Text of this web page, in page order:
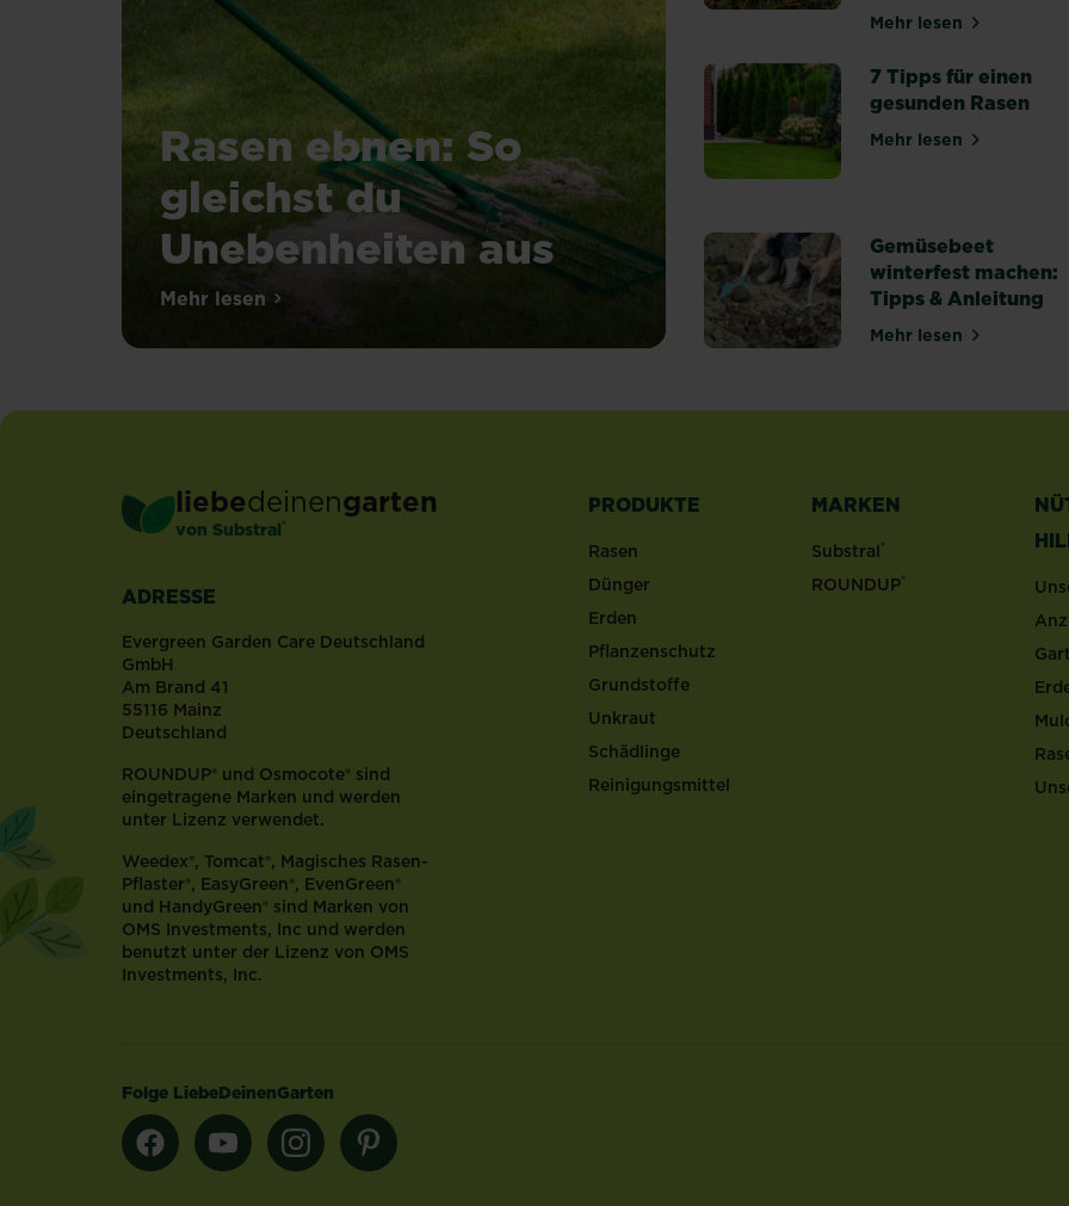
Rasen ebnen: So
gleichst du
Unebenheiten aus
Mehr lesenüber Rasen ebnen: So gleichst du Unebenheiten aus
Mehr lesen
über
7 Tipps für einen
gesunden Rasen
Mehr lesenüber 7 Tipps für
Gemüsebeet
winterfest machen:
Tipps & Anleitung
Mehr lesen
über
liebedeinengarten
von Substral®
ADRESSE
Evergreen Garden Care Deutschland
GmbH
Am Brand 41
55116 Mainz
Deutschland
ROUNDUP® und Osmocote® sind
eingetragene Marken und werden
unter Lizenz verwendet.
Weedex®, Tomcat®, Magisches Rasen-
Pflaster®, EasyGreen®, EvenGreen®
und HandyGreen® sind Marken von
OMS Investments, Inc und werden
benutzt unter der Lizenz von OMS
Investments, Inc.
PRODUKTE
Rasen
Dünger
Erden
Pflanzenschutz
Grundstoffe
Unkraut
Schädlinge
Reinigungsmittel
MARKEN
Substral®
ROUNDUP®
Folge LiebeDeinenGarten